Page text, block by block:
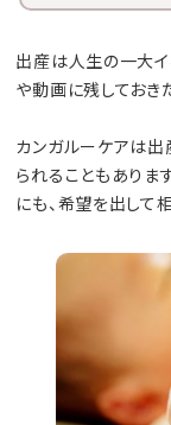
出産は人生の一大イ
や動画に残しておき
カンガルーケアは出
られることもありま
にも、希望を出して